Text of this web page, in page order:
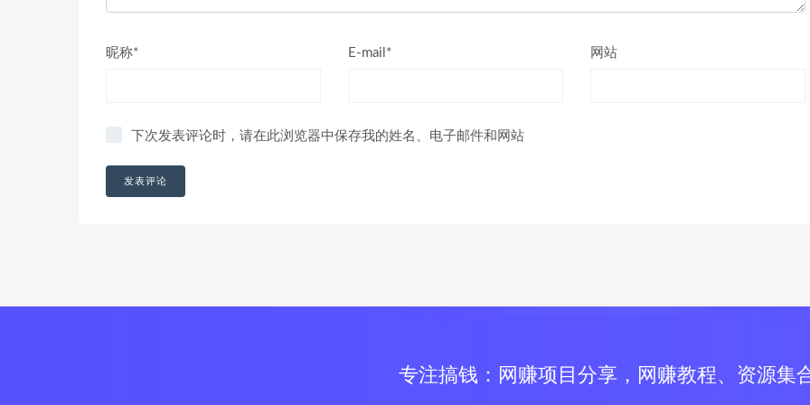
昵称* E-mail* 网站
下次发表评论时，请在此浏览器中保存我的姓名、电子邮件和网站
专注搞钱：网赚项目分享，网赚教程、资源集